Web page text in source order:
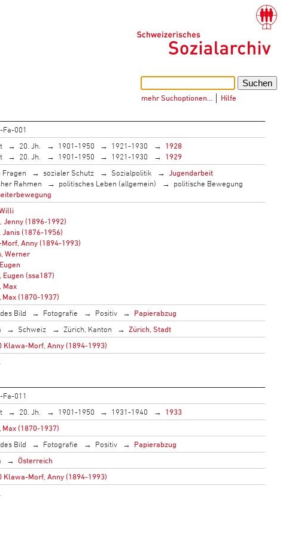
mehr Suchoptionen… Hilfe
Fa-001
20. Jh. 1901-1950 1921-1930
1928
20. Jh. 1901-1950 1921-1930
1929
Fragen sozialer Schutz Sozialpolitik
Jugendarbeit
Rahmen
politisches Leben (allgemein)
politische Bewegung
Jenny (1896-1992)
Janis (1876-1956)
Anny (1894-1993)
Werner
Eugen (ssa187)
Max
Max (1870-1937)
Bild Fotografie Positiv
Papierabzug
Schweiz Zürich, Kanton
Zürich, Stadt
Klawa-Morf, Anny (1894-1993)
Fa-011
20. Jh. 1901-1950 1931-1940
1933
Max (1870-1937)
Bild Fotografie Positiv
Papierabzug
Österreich
Klawa-Morf, Anny (1894-1993)